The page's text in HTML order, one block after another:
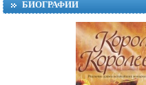
БИОГРАФИИ